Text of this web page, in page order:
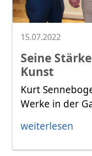
15.07.2022
Seine
Kunst
Kurt
Werke in der
weiterlesen